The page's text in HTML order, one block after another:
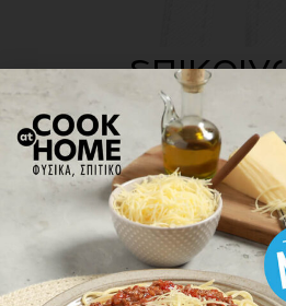
πού βρίσκω τα
ΕΝΗΜΕΡΩΘΕΙΤΕ
ΓΙΑ ΤΑ ΝΕΑ